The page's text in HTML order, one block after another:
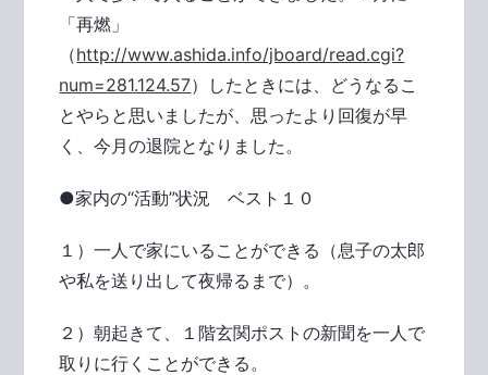
「再燃」
（http://www.ashida.info/jboard/read.cgi?
num=281.124.57）したときには、どうなるこ
とやらと思いましたが、思ったより回復が早
く、今月の退院となりました。
●家内の“活動”状況 ベスト１０
１）一人で家にいることができる（息子の太郎
や私を送り出して夜帰るまで）。
２）朝起きて、１階玄関ポストの新聞を一人で
取りに行くことができる。